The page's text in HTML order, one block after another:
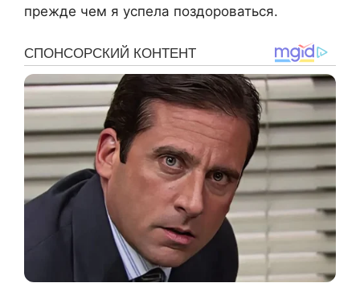
прежде чем я успела поздороваться.